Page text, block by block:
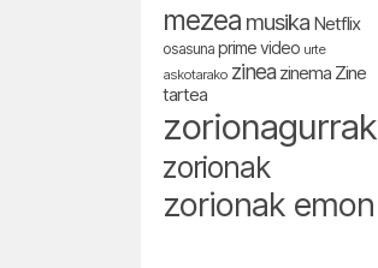
mezea musika Netflix
osasuna prime video urte
askotarako zinea zinema Zine
tartea
zorionagurrak
zorionak
zorionak emon